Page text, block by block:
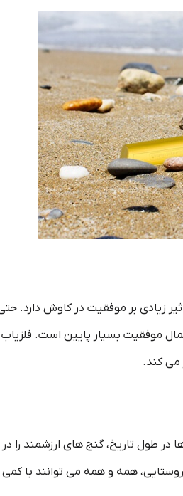
زیادی بر موفقیت در کاوش دارد.
موفقیت بسیار پایین است. فلزیاب
می کند.
طول تاریخ، گنج های ارزشمند را در
روستایی، همه و همه می توانند با